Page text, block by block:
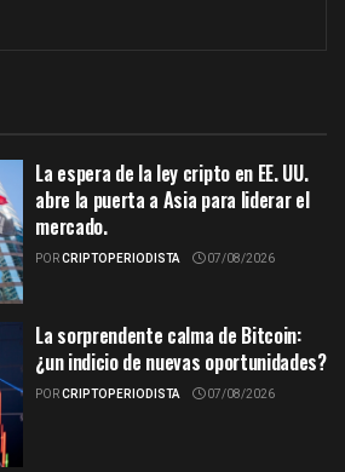
La espera de la ley cripto en EE. UU.
abre la puerta a Asia para liderar el
mercado.
PORCRIPTOPERIODISTA 07/08/2026
La sorprendente calma de Bitcoin:
¿un indicio de nuevas oportunidades?
PORCRIPTOPERIODISTA 07/08/2026